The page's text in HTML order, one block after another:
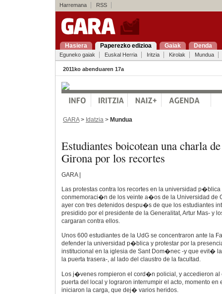
Harremana RSS
Hasiera Paperezko edizioa Gaiak Denda
Eguneko gaiak Euskal Herria Iritzia Kirolak Mundua
2011ko abenduaren 17a
GARA> Idatzia > Mundua
Estudiantes boicotean una charla
Girona por los recortes
GARA |
Las protestas contra los recortes en la universidad p�blica
conmemoraci�n de los veinte a�os de la Universidad de
ayer con tres detenidos despu�s de que los estudiantes
presidido por el presidente de la Generalitat, Artur Mas- y
cargaran contra ellos.
Unos 600 estudiantes de la UdG se concentraron ante la
defender la universidad p�blica y protestar por la
institucional en la iglesia de Sant Dom�nec -y que evit�
la puerta trasera-, al lado del claustro de la facultad.
Los j�venes rompieron el cord�n policial, y accedieron al
puerta del local y lograron interrumpir el acto, momento
iniciaron la carga, que dej� varios heridos.